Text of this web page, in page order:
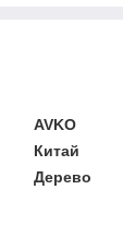
AVKO
Китай
Дерево